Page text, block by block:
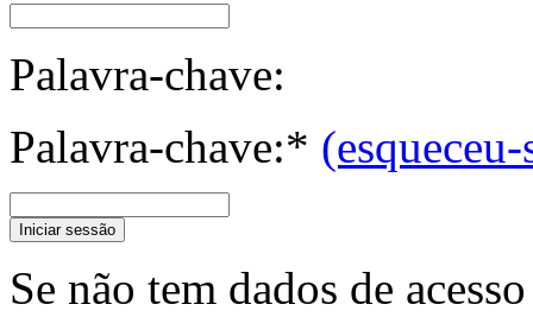
Palavra-chave:
Palavra-chave:* (esqueceu-
Iniciar sessão
Se não tem dados de